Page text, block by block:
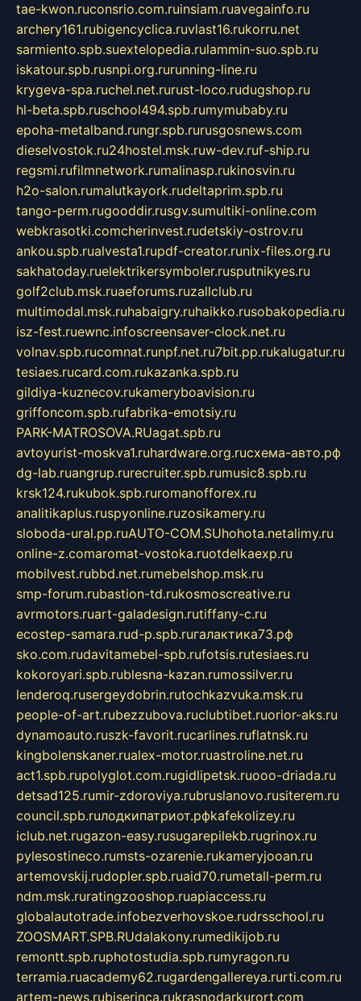
tae-kwon.ruconsrio.com.ruinsiam.ruavegainfo.ru
archery161.rubigencyclica.ruvlast16.rukorru.net
sarmiento.spb.suextelopedia.rulammin-suo.spb.ru
iskatour.spb.rusnpi.org.rurunning-line.ru
krygeva-spa.ruchel.net.rurust-loco.rudugshop.ru
hl-beta.spb.ruschool494.spb.rumymubaby.ru
epoha-metalband.rungr.spb.rurusgosnews.com
dieselvostok.ru24hostel.msk.ruw-dev.ruf-ship.ru
regsmi.rufilmnetwork.rumalinasp.rukinosvin.ru
h2o-salon.rumalutkayork.rudeltaprim.spb.ru
tango-perm.rugooddir.rusgv.sumultiki-online.com
webkrasotki.comcherinvest.rudetskiy-ostrov.ru
ankou.spb.rualvesta1.rupdf-creator.runix-files.org.ru
sakhatoday.ruelektrikersymboler.rusputnikyes.ru
golf2club.msk.ruaeforums.ruzallclub.ru
multimodal.msk.ruhabaigry.ruhaikko.rusobakopedia.ru
isz-fest.ruewnc.infoscreensaver-clock.net.ru
volnav.spb.rucomnat.runpf.net.ru7bit.pp.rukalugatur.ru
tesiaes.rucard.com.rukazanka.spb.ru
gildiya-kuznecov.rukameryboavision.ru
griffoncom.spb.rufabrika-emotsiy.ru
PARK-MATROSOVA.RUagat.spb.ru
avtoyurist-moskva1.ruhardware.org.ruсхема-авто.рф
dg-lab.ruangrup.rurecruiter.spb.rumusic8.spb.ru
krsk124.rukubok.spb.ruromanofforex.ru
analitikaplus.ruspyonline.ruzosikamery.ru
sloboda-ural.pp.ruAUTO-COM.SUhohota.netalimy.ru
online-z.comaromat-vostoka.ruotdelkaexp.ru
mobilvest.rubbd.net.rumebelshop.msk.ru
smp-forum.rubastion-td.rukosmoscreative.ru
avrmotors.ruart-galadesign.rutiffany-c.ru
ecostep-samara.rud-p.spb.ruгалактика73.рф
sko.com.rudavitamebel-spb.rufotsis.rutesiaes.ru
kokoroyari.spb.rublesna-kazan.rumossilver.ru
lenderoq.rusergeydobrin.rutochkazvuka.msk.ru
people-of-art.rubezzubova.ruclubtibet.ruorior-aks.ru
dynamoauto.ruszk-favorit.rucarlines.ruflatnsk.ru
kingbolenskaner.rualex-motor.ruastroline.net.ru
act1.spb.rupolyglot.com.rugidlipetsk.ruooo-driada.ru
detsad125.rumir-zdoroviya.rubruslanovo.rusiterem.ru
council.spb.ruлодкипатриот.рфkafekolizey.ru
iclub.net.rugazon-easy.rusugarepilekb.rugrinox.ru
pylesostineco.rumsts-ozarenie.rukameryjooan.ru
artemovskij.rudopler.spb.ruaid70.rumetall-perm.ru
ndm.msk.ruratingzooshop.ruapiaccess.ru
globalautotrade.infobezverhovskoe.rudrsschool.ru
ZOOSMART.SPB.RUdalakony.rumedikijob.ru
remontt.spb.ruphotostudia.spb.rumyragon.ru
terramia.ruacademy62.rugardengallereya.rurti.com.ru
artem-news.rubiserinca.rukrasnodarkurort.com